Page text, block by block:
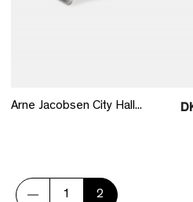
Arne Jacobsen City Hall...
1 2